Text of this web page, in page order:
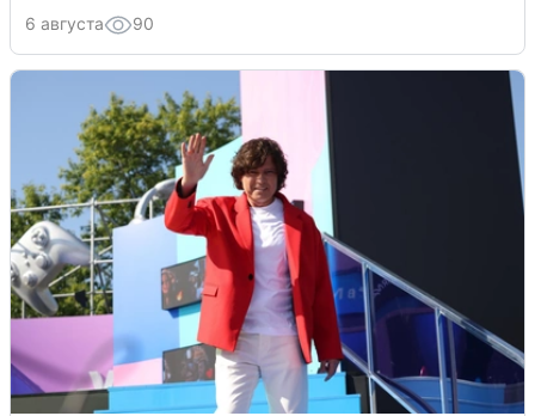
6 августа 90